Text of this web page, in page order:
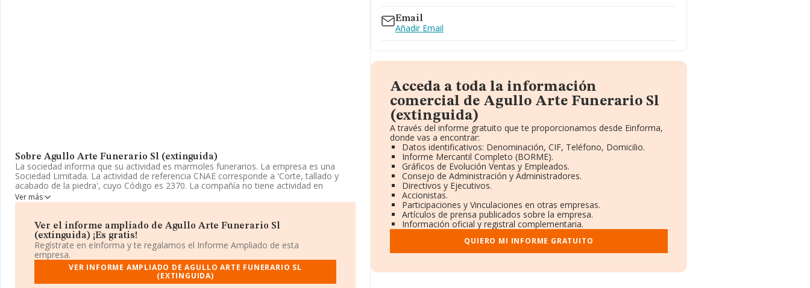
Sobre Agullo Arte Funerario Sl (extinguida)
La sociedad informa que su actividad es marmoles funerarios. La empresa es una
Sociedad Limitada. La actividad de referencia CNAE corresponde a 'Corte, tallado y
acabado de la piedra', cuyo Código es 2370. La compañía no tiene actividad en
mercados exteriores.
La compañíaAgullo Arte Funerario S.L (extinguida)
social establecido en Plaza Cementerio núm. 8, (03006), Alicante, Comunidad
Valenciana.
Con los datos a disposición de INFORMA sobre 3.382 empresas pertenecientes al
sector, a nivel nacional la facturación asciende a 1.405 millones de euros y la media de
Ver más
Ver el informe ampliado de Agullo Arte Funerario Sl
(extinguida) ¡Es gratis!
Regístrate en eInforma y te regalamos el Informe Ampliado de esta
empresa.
VER INFORME AMPLIADO DE AGULLO ARTE FUNERARIO SL
(EXTINGUIDA)
Email
Añadir Email
Acceda a toda la información
comercial de Agullo Arte Funerario Sl
(extinguida)
A través del informe gratuito que te proporcionamos desde Einforma,
donde vas a encontrar:
Datos identificativos: Denominación, CIF, Teléfono, Domicilio.
Informe Mercantil Completo (BORME).
Gráficos de Evolución Ventas y Empleados.
Consejo de Administración y Administradores.
Directivos y Ejecutivos.
Accionistas.
Participaciones y Vinculaciones en otras empresas.
Artículos de prensa publicados sobre la empresa.
Información oficial y registral complementaria.
QUIERO MI INFORME GRATUITO